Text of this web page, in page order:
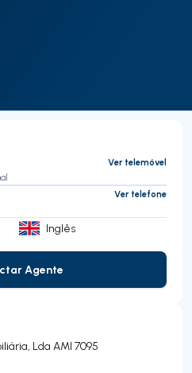
Ver telemóvel
Ver telefone
Inglês
Contactar Agente
Agente
Lda AMI 7095